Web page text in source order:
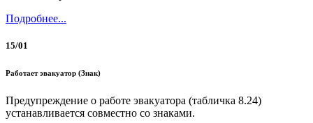
Подробнее...
15/01
Работает эвакуатор (Знак)
Предупреждение о работе эвакуатора (табличка 8.24)
устанавливается совместно со знаками.